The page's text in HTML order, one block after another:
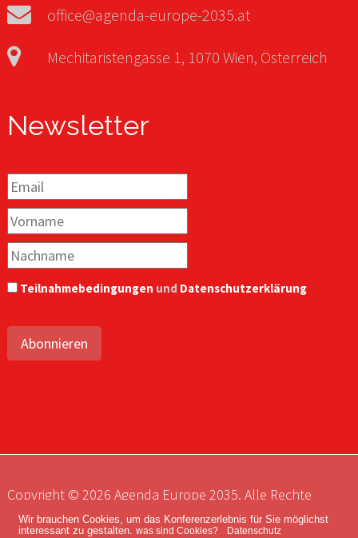
Wir brauchen Cookies, um das Konferenzerlebnis für Sie möglichst
interessant zu gestalten. was sind Cookies? Datenschutz
office@agenda-europe-2035.at
Mechitaristengasse 1, 1070 Wien, Österreich
Newsletter
Teilnahmebedingungen und Datenschutzerklärung
Abonnieren
Copyright © 2026 Agenda Europe 2035. Alle Rechte
vorbehalten.